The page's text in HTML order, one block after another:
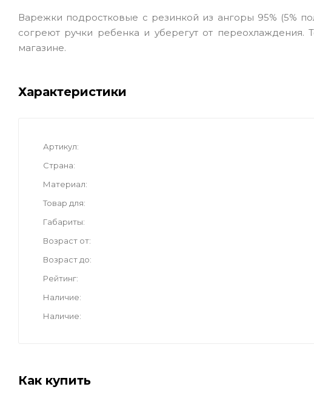
Варежки подростковые с резинкой из ангоры 95% (5%
согреют ручки ребенка и уберегут от
магазине.
Характеристики
Артикул
Страна
Материал
Товар для
Габариты
Возраст от
Возраст до
Рейтинг
Наличие
Наличие
Как купить